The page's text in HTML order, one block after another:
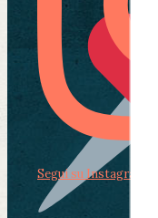
Segui su Instagram